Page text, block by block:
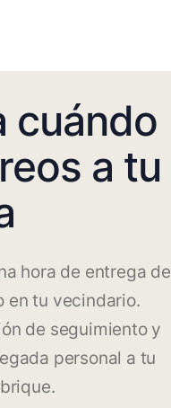
cuándo
a tu
hora de entrega de
en tu vecindario.
de seguimiento y
personal a tu